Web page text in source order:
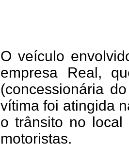
O veículo
empresa Real,
(concessionária
vítima foi atingida
o trânsito no local
motoristas.